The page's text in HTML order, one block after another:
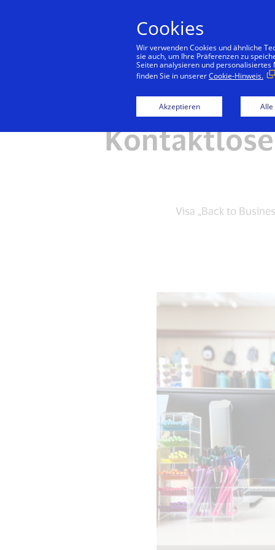
Visa „Back to
Cookies
Wir verwenden Cookies und ähnliche
sie auch, um Ihre Präferenzen zu
Seiten analysieren und
finden Sie in unsererCookie-Hinweis.
Akzeptieren Alle